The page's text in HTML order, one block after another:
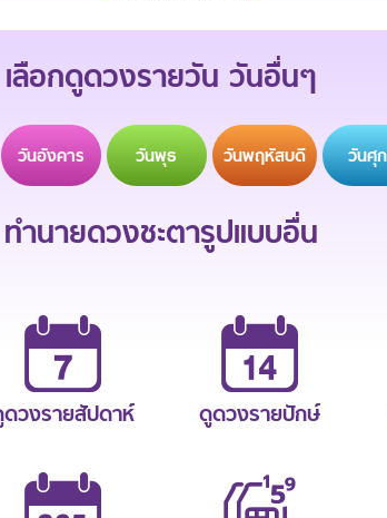
เลือกดูดวงรายวัน วันอื่นๆ
วันอังคาร วันพุธ วันพฤหัสบดี วันศุ
ทำนายดวงชะตารูปแบบอื่น
วงรายสัปดาห์ ดูดวงรายปักษ์